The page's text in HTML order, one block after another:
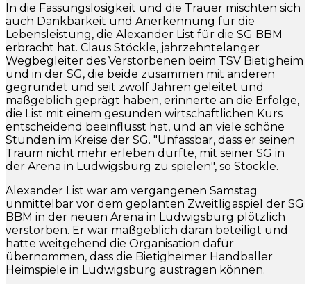
In die Fassungslosigkeit und die Trauer mischten sich
auch Dankbarkeit und Anerkennung für die
Lebensleistung, die Alexander List für die SG BBM
erbracht hat. Claus Stöckle, jahrzehntelanger
Wegbegleiter des Verstorbenen beim TSV Bietigheim
und in der SG, die beide zusammen mit anderen
gegründet und seit zwölf Jahren geleitet und
maßgeblich geprägt haben, erinnerte an die Erfolge,
die List mit einem gesunden wirtschaftlichen Kurs
entscheidend beeinflusst hat, und an viele schöne
Stunden im Kreise der SG. "Unfassbar, dass er seinen
Traum nicht mehr erleben durfte, mit seiner SG in
der Arena in Ludwigsburg zu spielen", so Stöckle.
Alexander List war am vergangenen Samstag
unmittelbar vor dem geplanten Zweitligaspiel der SG
BBM in der neuen Arena in Ludwigsburg plötzlich
verstorben. Er war maßgeblich daran beteiligt und
hatte weitgehend die Organisation dafür
übernommen, dass die Bietigheimer Handballer
Heimspiele in Ludwigsburg austragen können.